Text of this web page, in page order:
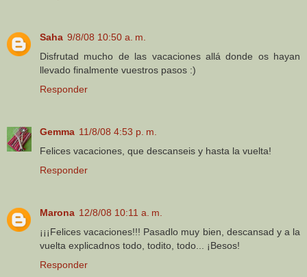
Saha 9/8/08 10:50 a. m.
Disfrutad mucho de las vacaciones allá donde os hayan
llevado finalmente vuestros pasos :)
Responder
Gemma 11/8/08 4:53 p. m.
Felices vacaciones, que descanseis y hasta la vuelta!
Responder
Marona 12/8/08 10:11 a. m.
¡¡¡Felices vacaciones!!! Pasadlo muy bien, descansad y a la
vuelta explicadnos todo, todito, todo... ¡Besos!
Responder